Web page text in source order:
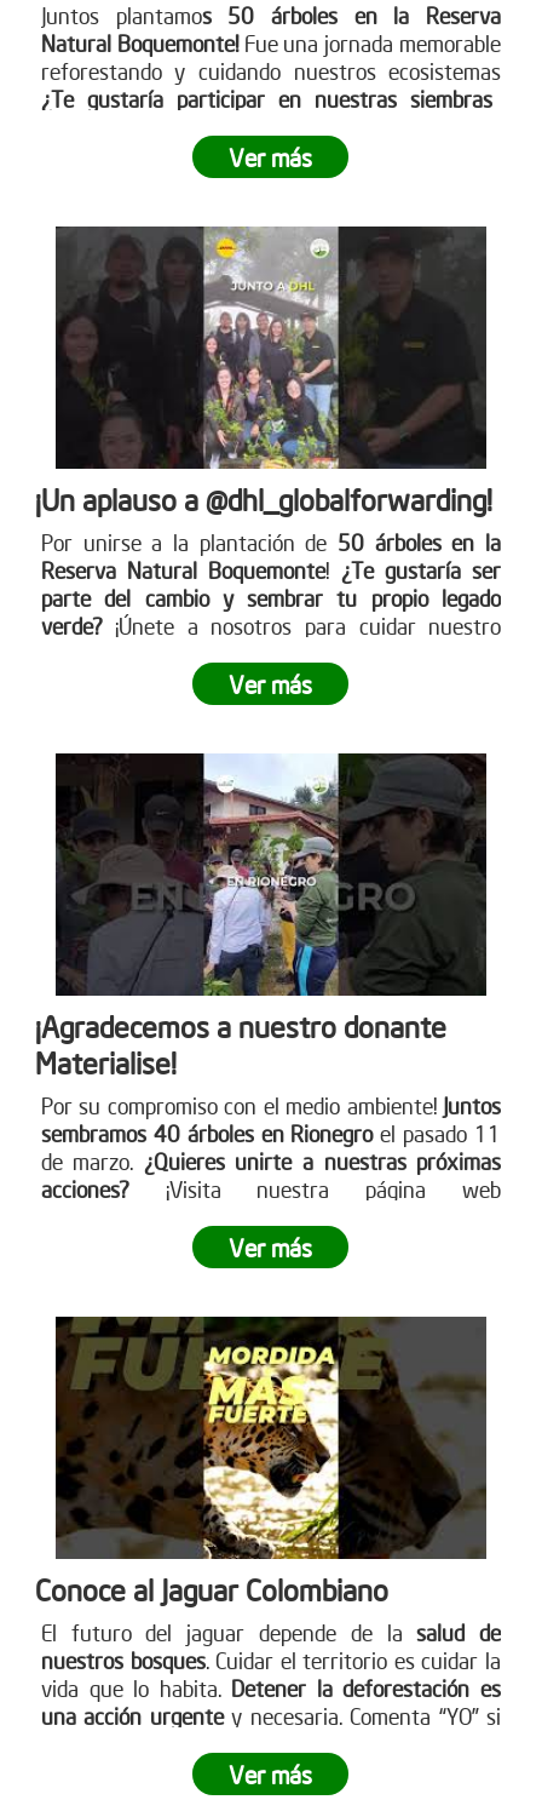
Juntos plantamos 50 árboles en la Reserva
Natural Boquemonte!Fue una jornada memorable
reforestando y cuidando nuestros ecosistemas
¿Te gustaría participar en nuestras siembras
¡Unámonos por un futuro más verde!
Ver más
¡Un aplauso a @dhl_globalforwarding!
Por unirse a la plantación de 50 árboles en la
Reserva Natural Boquemonte! ¿Te gustaría ser
parte del cambio y sembrar tu propio legado
verde?¡Únete a nosotros para cuidar nuestro
www.reddearboles.orgVer más
¡Agradecemos a nuestro donante
Materialise!
Por su compromiso con el medio ambiente! Juntos
sembramos 40 árboles en Rionegroel pasado 11
de marzo. ¿Quieres unirte a nuestras próximas
acciones?¡Visita nuestra página web
Ver más
Conoce al Jaguar Colombiano
El futuro del jaguar depende de lasalud de
nuestros bosques. Cuidar el territorio es cuidar la
vida que lo habita.Detener la deforestación es
una acción urgentey necesaria. Comenta “YO” si
www.reddearboles.orgVer más